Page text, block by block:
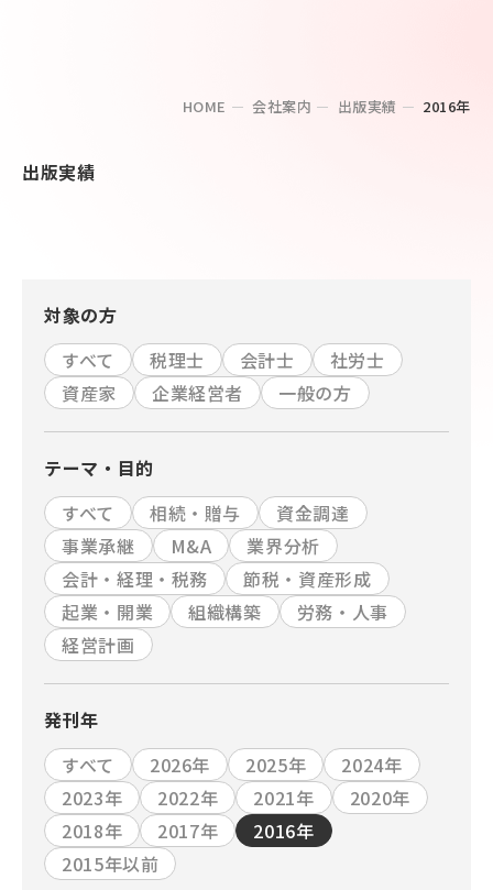
HOME 会社案内 出版実績 2016年
出版実績
対象の方
すべて
税理士 会計士
社労士
資産家
企業経営者 一般の方
テーマ・目的
すべて
相続・贈与
資金調達
事業承継
M&A
業界分析
会計・経理・税務
節税・資産形成
起業・開業
組織構築
労務・人事
経営計画
発刊年
すべて
2026年 2025年
2024年
2023年
2022年 2021年
2020年
2018年
2017年
2016年
2015年以前